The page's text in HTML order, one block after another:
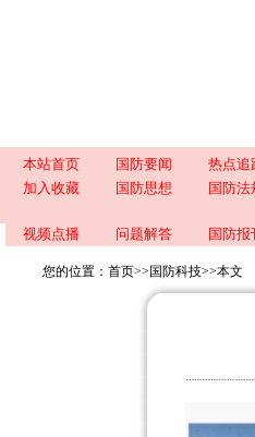
本站首页 国防要闻 热点追
加入收藏
国防思想 国防法
视频点播 问题解答 国防报
您的位置： 首页>> 国防科技>>本文